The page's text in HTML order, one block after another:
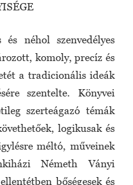
néhol szenvedélyes
komoly, precíz és
a tradicionális ideák
szentelte. Könyvei
szerteágazó témák
logikusak és
méltó, műveinek
Németh Ványi
bőségesek és